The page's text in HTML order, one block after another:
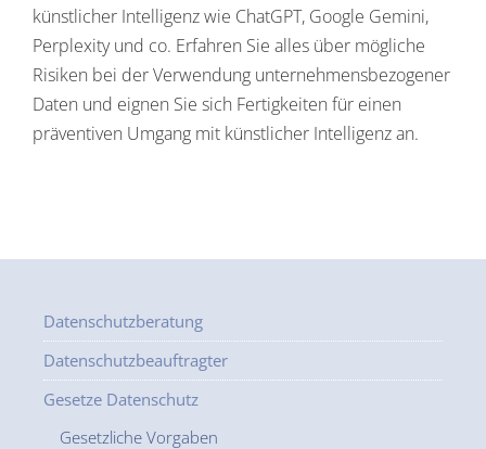
künstlicher Intelligenz wie ChatGPT, Google Gemini,
Perplexity und co. Erfahren Sie alles über mögliche
Risiken bei der Verwendung unternehmensbezogener
Daten und eignen Sie sich Fertigkeiten für einen
präventiven Umgang mit künstlicher Intelligenz an.
Datenschutzberatung
Datenschutzbeauftragter
Gesetze Datenschutz
Gesetzliche Vorgaben